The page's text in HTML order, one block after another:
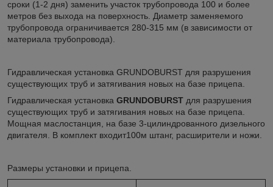
сроки (1-2 дня) заменить участок трубопровода 100 и более
метров без выхода на поверхность. Диаметр заменяемого
трубопровода ограничивается 280-315 мм (в зависимости от
материала трубопровода).
Гидравлическая установка GRUNDOBURST для разрушения
существующих труб и затягивания новых на базе прицепа.
Гидравлическая установка GRUNDOBURST для разрушения
существующих труб и затягивания новых на базе прицепа.
Мощная маслостанция, на базе 3-цилиндрованного дизельного
двигателя. В комплект входит100м штанг, расширители и ножи.
Размеры установки и прицепа.